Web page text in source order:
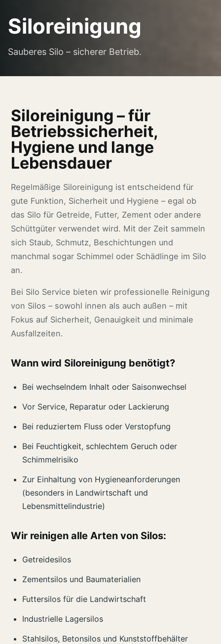
Siloreinigung
Sauberes Silo – sicherer Betrieb.
Siloreinigung – für
Betriebssicherheit,
Hygiene und lange
Lebensdauer
Regelmäßige Siloreinigung ist entscheidend für
gute Funktion, Sicherheit und Hygiene – egal ob
das Silo für Getreide, Futter, Zement oder andere
Schüttgüter verwendet wird. Mit der Zeit sammeln
sich Staub, Schmutz, Beschichtungen und
manchmal sogar Schimmel oder Schädlinge im Silo
an.
Bei Silo Service bieten wir professionelle Reinigung
von Silos – sowohl innen als auch außen – mit
Fokus auf Sicherheit, Genauigkeit und minimale
Ausfallzeiten.
Wann wird Siloreinigung benötigt?
Bei wechselndem Inhalt oder Saisonwechsel
Vor Service, Reparatur oder Lackierung
Bei reduziertem Fluss oder Verstopfung
Bei Feuchtigkeit, schlechtem Geruch oder
Schimmelrisiko
Zur Einhaltung von Hygieneanforderungen
(besonders in Landwirtschaft und
Lebensmittelindustrie)
Wir reinigen alle Arten von Silos:
Getreidesilos
Zementsilos und Baumaterialien
Futtersilos für die Landwirtschaft
Industrielle Lagersilos
Stahlsilos, Betonsilos und Kunststoffbehälter